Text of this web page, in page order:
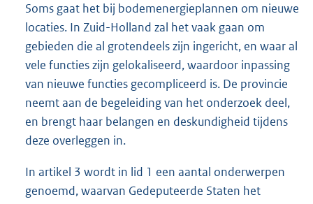
Soms gaat het bij bodemenergieplannen om nieuwe
locaties. In Zuid-Holland zal het vaak gaan om
gebieden die al grotendeels zijn ingericht, en waar al
vele functies zijn gelokaliseerd, waardoor inpassing
van nieuwe functies gecompliceerd is. De provincie
neemt aan de begeleiding van het onderzoek deel,
en brengt haar belangen en deskundigheid tijdens
deze overleggen in.
In artikel 3 wordt in lid 1 een aantal onderwerpen
genoemd, waarvan Gedeputeerde Staten het